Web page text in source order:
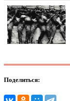
Поделиться: